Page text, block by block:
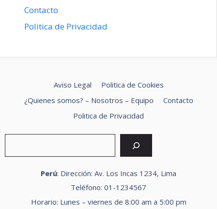
Contacto
Politica de Privacidad
Aviso Legal
Politica de Cookies
¿Quienes somos? – Nosotros – Equipo
Contacto
Politica de Privacidad
Perú: Dirección: Av. Los Incas 1234, Lima
Teléfono: 01-1234567
Horario: Lunes – viernes de 8:00 am a 5:00 pm